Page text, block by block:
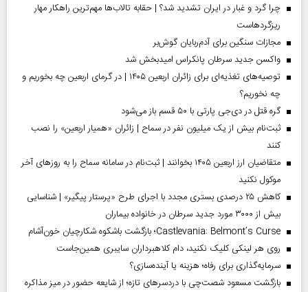
چرا گرد و غبار در ایران تشدید شد؟ | حقابه تالاب‌ها مهم‌ترین راهکار مهار
ریزگردهاست
مجازات سنگین برای آدم‌ربایان گوش‌بر
واکسن جدید سرطان پانکراس امیدبخش شد
توصیه‌های تغذیه‌ای برای زائران اربعین ۱۴۰۵ | در گرمای اربعین چه بخوریم و
چه نخوریم؟
گره قتل در دی‌جی پارتی با ۵۰ قسم باز می‌شود
ثبت‌نام بیش از یک میلیون نفر در سماح | زائران «همیار اربعین» را نصب
کنند
متقاضیان ارز اربعین ۱۴۰۵ بخوانند | ثبت‌نام در سامانه سماح را به روز‌های آخر
موکول نکنید
کاهش ۲۵ درصدی بستری مجدد با اجرای طرح «پرستار پیگیر» | شناسایی
بیش از ۳۰۰۰ مورد جدید سرطان در خانواده بیماران
Castlevania: Belmont’s Curse؛ بازگشت باشکوه شکارچیان خون‌آشام
روی هر لینکی کلیک نکنید، دام کلاهبرداران سایبری همین‌جاست
سرمایه‌گذاری برای رفاه؛ هزینه یا آینده‌سازی؟
بازگشت مسعود شصت‌چی با دردسر‌های تازه؛ از شایعه حضور در میز مذاکره